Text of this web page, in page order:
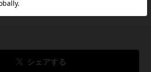
シェアする